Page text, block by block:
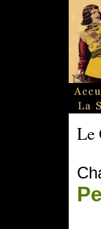
Le